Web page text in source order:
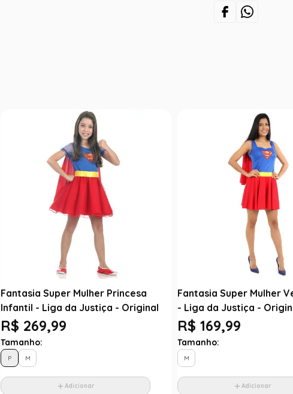
Fantasia Super Mulher Princesa
Infantil - Liga da Justiça - Original
R$ 269,99
Tamanho:
P M
Adicionar
Fantasia Super Mulher
- Liga da Justiça -
R$ 169,99
Tamanho:
M
Adicionar